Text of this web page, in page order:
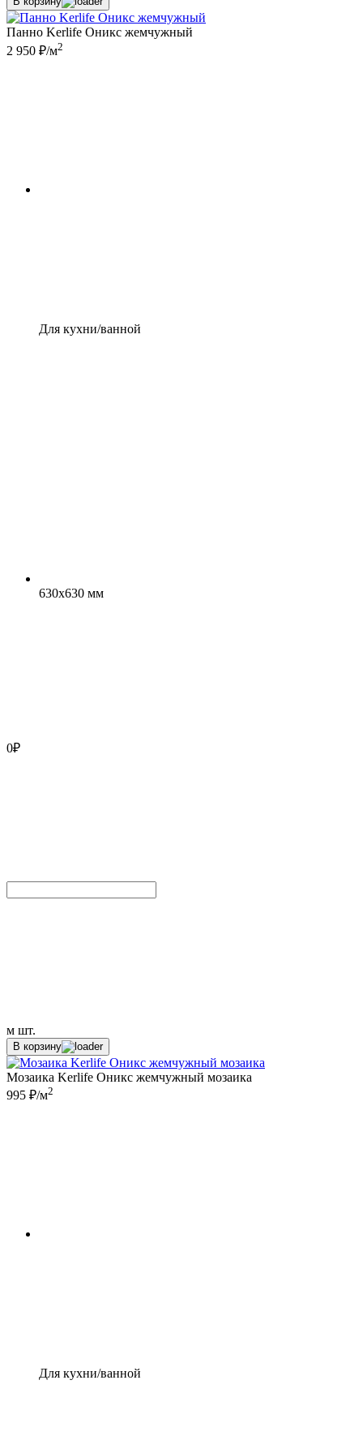
Панно Kerlife Оникс жемчужный
2 950 ₽/м2
Для кухни/ванной
630x630 мм
0₽
м шт.
В корзину
Мозаика Kerlife Оникс жемчужный мозаика
995 ₽/м2
Для кухни/ванной